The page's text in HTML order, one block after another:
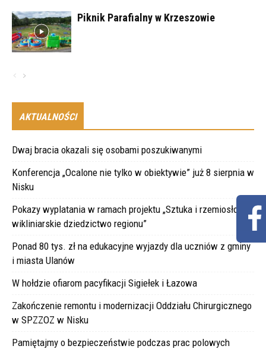
Piknik Parafialny w Krzeszowie
AKTUALNOŚCI
Dwaj bracia okazali się osobami poszukiwanymi
Konferencja „Ocalone nie tylko w obiektywie” już 8 sierpnia w
Nisku
Pokazy wyplatania w ramach projektu „Sztuka i rzemiosło –
wikliniarskie dziedzictwo regionu”
Ponad 80 tys. zł na edukacyjne wyjazdy dla uczniów z gminy
i miasta Ulanów
W hołdzie ofiarom pacyfikacji Sigiełek i Łazowa
Zakończenie remontu i modernizacji Oddziału Chirurgicznego
w SPZZOZ w Nisku
Pamiętajmy o bezpieczeństwie podczas prac polowych